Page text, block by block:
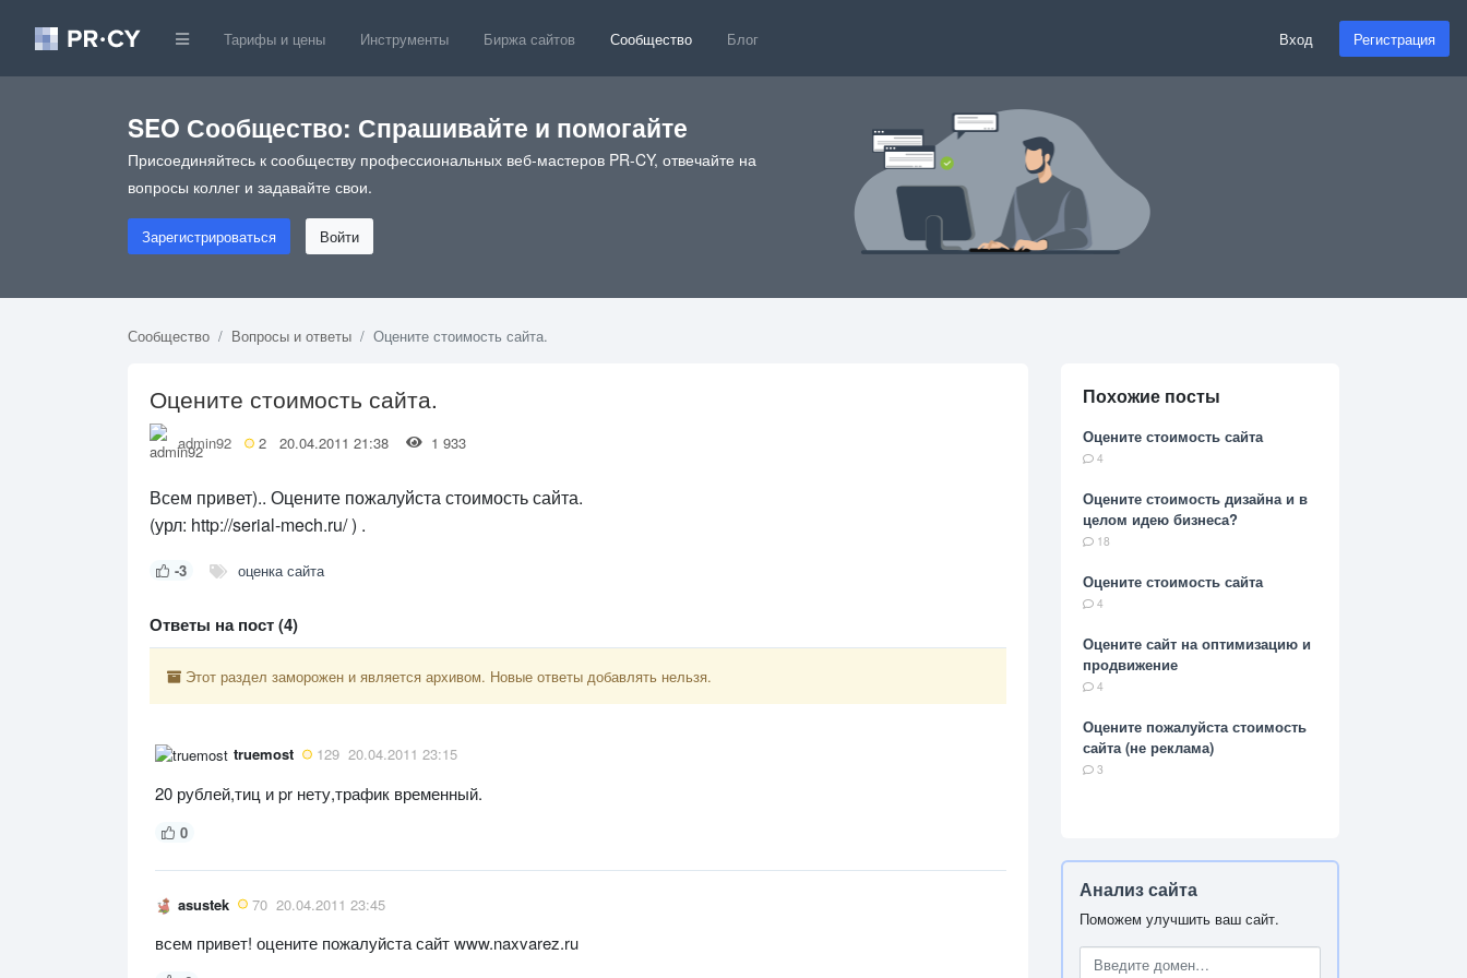
Тарифы и цены Инструменты Биржа сайтов Сообщество Блог Вход Регистрация
SEO Сообщество: Спрашивайте и помогайте
Присоединяйтесь к сообществу профессиональных веб-мастеров PR-CY, отвечайте на
вопросы коллег и задавайте свои.
Зарегистрироваться Войти
Сообщество Вопросы и ответы Оцените стоимость сайта.
Оцените стоимость сайта.
admin92 2 20.04.2011 21:38 1 933
Всем привет).. Оцените пожалуйста стоимость сайта.
(урл: http://serial-mech.ru/ ) .
-3 оценка сайта
Ответы на пост (4)
Этот раздел заморожен и является архивом. Новые ответы добавлять нельзя.
truemost 129 20.04.2011 23:15
20 рублей,тиц и pr нету,трафик временный.
0
asustek 70 20.04.2011 23:45
всем привет! оцените пожалуйста сайт www.naxvarez.ru
Похожие посты
Оцените стоимость сайта
4
Оцените стоимость дизайна и в
целом идею бизнеса?
18
Оцените стоимость сайта
4
Оцените сайт на оптимизацию и
продвижение
4
Оцените пожалуйста стоимость
сайта (не реклама)
3
Анализ сайта
Поможем улучшить ваш сайт.